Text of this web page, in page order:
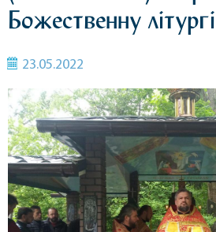
Божественну
23.05.2022